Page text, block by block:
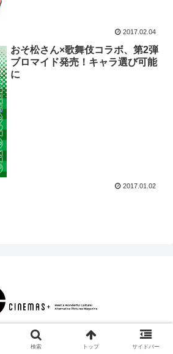
2017.02.04
おそ松さん×歌舞伎コラボ、第2弾
ブロマイド発売！キャラ選び可能
に
2017.01.02
© 2000 CINEMAS＋.
検索 トップ サイドバー